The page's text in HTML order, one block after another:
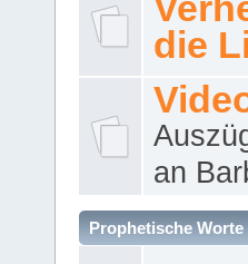
die
an
Prophetische